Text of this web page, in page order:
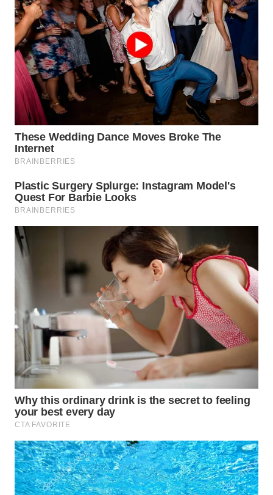
WN
MALUKU
WN
MALUT
WN
DAIRI
WN
TOBA
NIAS
WN
TAPANULI
SELATAN
WN
TANJUNG
LESUNG
WN
WN
SIMALUNGUN